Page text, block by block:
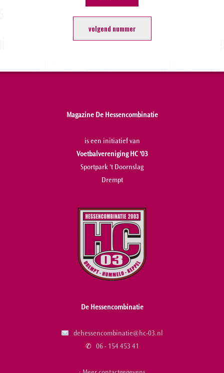
volgend nummer
Magazine De Hessencombinatie
is een initiatief van
Voetbalvereniging HC '03
Sportpark 't Doornslag
Drempt
De Hessencombinatie
dehessencombinatie@hc-03.nl
✆ 06 - 154 453 41